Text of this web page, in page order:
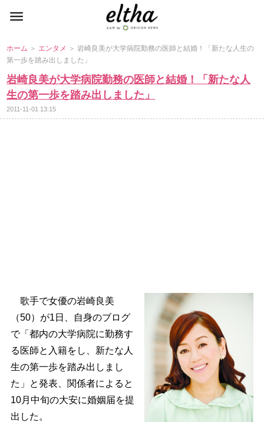
ホーム ＞ エンタメ ＞ 岩崎良美が大学病院勤務の医師と結婚！「新たな人生の
第一歩を踏み出しました」
崎良美が大学病院勤務の医師と結婚！「新たな人
生の第一歩を踏み出しました」
2011-11-01 13:15
歌手で女優の岩崎良美
（50）が1日、自身のブログ
で「都内の大学病院に勤務す
る医師と入籍をし、新たな人
生の第一歩を踏み出しまし
た」と発表、関係者によると
10月中旬の大安に婚姻届を提
出した。